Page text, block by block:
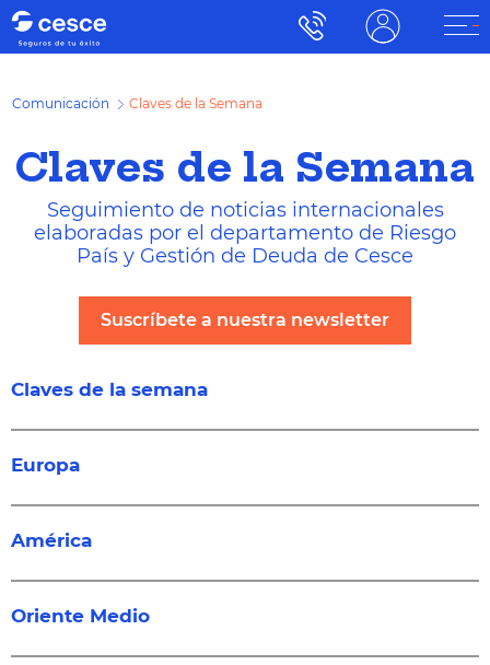
Comunicación Claves de la Semana
Claves de la Semana
Seguimiento de noticias internacionales
elaboradas por el departamento de Riesgo
País y Gestión de Deuda de Cesce
Suscríbete a nuestra newsletter
Claves de la semana
Europa
América
Oriente Medio